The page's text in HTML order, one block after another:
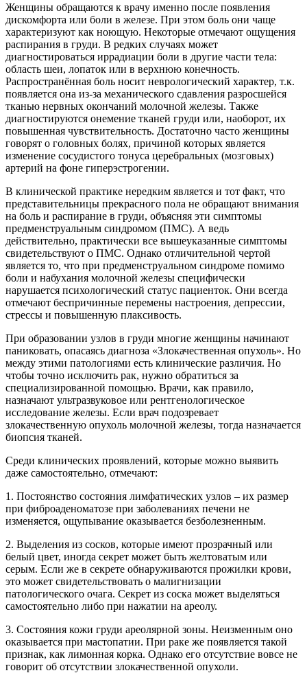
Женщины обращаются к врачу именно после появления
дискомфорта или боли в железе. При этом боль они чаще
характеризуют как ноющую. Некоторые отмечают ощущения
распирания в груди. В редких случаях может
диагностироваться иррадиации боли в другие части тела:
область шеи, лопаток или в верхнюю конечность.
Распространённая боль носит неврологический характер, т.к.
появляется она из-за механического сдавления разросшейся
тканью нервных окончаний молочной железы. Также
диагностируются онемение тканей груди или, наоборот, их
повышенная чувствительность. Достаточно часто женщины
говорят о головных болях, причиной которых является
изменение сосудистого тонуса церебральных (мозговых)
артерий на фоне гиперэстрогении.
В клинической практике нередким является и тот факт, что
представительницы прекрасного пола не обращают внимания
на боль и распирание в груди, объясняя эти симптомы
предменструальным синдромом (ПМС). А ведь
действительно, практически все вышеуказанные симптомы
свидетельствуют о ПМС. Однако отличительной чертой
является то, что при предменструальном синдроме помимо
боли и набухания молочной железы специфически
нарушается психологический статус пациенток. Они всегда
отмечают беспричинные перемены настроения, депрессии,
стрессы и повышенную плаксивость.
При образовании узлов в груди многие женщины начинают
паниковать, опасаясь диагноза «Злокачественная опухоль». Но
между этими патологиями есть клинические различия. Но
чтобы точно исключить рак, нужно обратиться за
специализированной помощью. Врачи, как правило,
назначают ультразвуковое или рентгенологическое
исследование железы. Если врач подозревает
злокачественную опухоль молочной железы, тогда назначается
биопсия тканей.
Среди клинических проявлений, которые можно выявить
даже самостоятельно, отмечают:
1. Постоянство состояния лимфатических узлов – их размер
при фиброаденоматозе при заболеваниях печени не
изменяется, ощупывание оказывается безболезненным.
2. Выделения из сосков, которые имеют прозрачный или
белый цвет, иногда секрет может быть желтоватым или
серым. Если же в секрете обнаруживаются прожилки крови,
это может свидетельствовать о малигнизации
патологического очага. Секрет из соска может выделяться
самостоятельно либо при нажатии на ареолу.
3. Состояния кожи груди ареолярной зоны. Неизменным оно
оказывается при мастопатии. При раке же появляется такой
признак, как лимонная корка. Однако его отсутствие вовсе не
говорит об отсутствии злокачественной опухоли.